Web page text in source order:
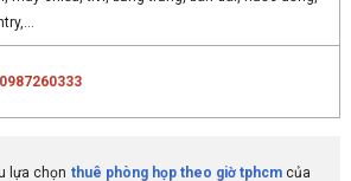
0987260333
lựa chọn thuê phòng họp theo giờ tphcmcủa